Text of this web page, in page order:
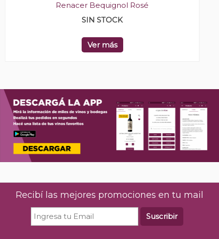
Renacer Bequignol Rosé
SIN STOCK
Ver más
Recibí las mejores promociones en tu mail
Suscribir